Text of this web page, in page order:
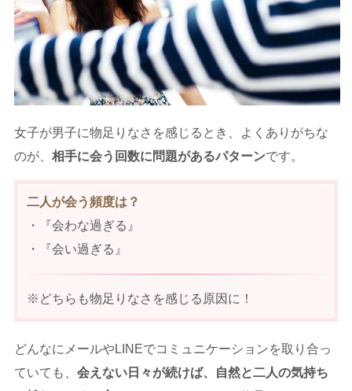
女子が男子に物足りなさを感じるとき、よくありがちな
のが、 相手に会う回数に問題があるパターンです。
二人が会う頻度は？
・『会わな過ぎる』
・『会い過ぎる』
※どちらも物足りなさを感じる原因に！
どんなにメールやLINEでコミュニケーションを取り合っ
ていても、 会えない日々が続けば、自然と二人の気持ち